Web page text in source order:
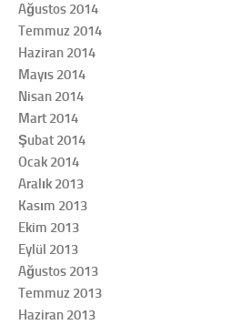
Ağustos 2014
Temmuz 2014
Haziran 2014
Mayıs 2014
Nisan 2014
Mart 2014
Şubat 2014
Ocak 2014
Aralık 2013
Kasım 2013
Ekim 2013
Eylül 2013
Ağustos 2013
Temmuz 2013
Haziran 2013